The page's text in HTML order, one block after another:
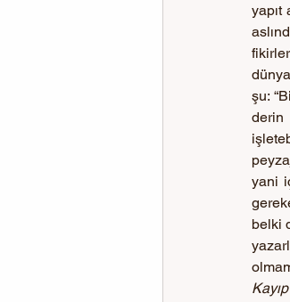
yapıt
şu:
derin
yani
belki